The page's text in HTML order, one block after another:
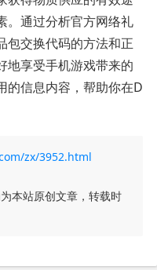
。通过分析官方网络礼
包交换代码的方法和正
地享受手机游戏带来的
的信息内容，帮助你在D
zx/3952.html
本站原创文章，转载时